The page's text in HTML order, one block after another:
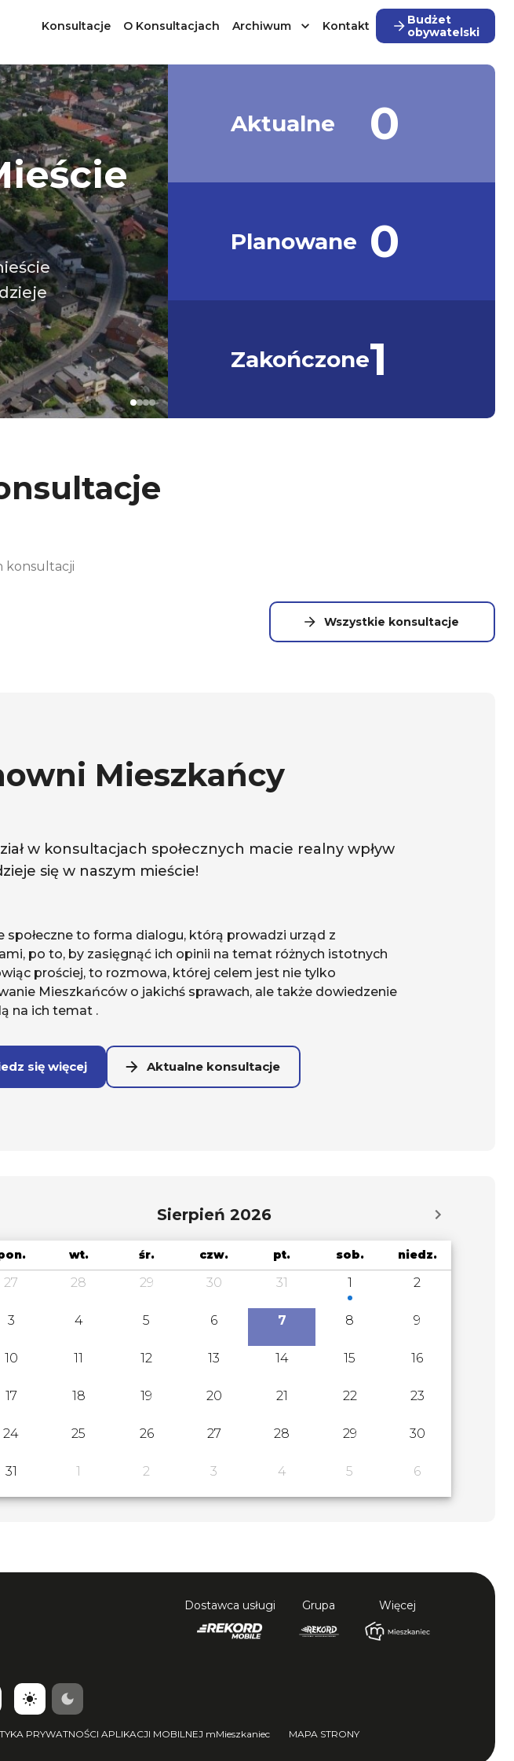
Konsultacje O Konsultacjach Archiwum Kontakt
Budżet
obywatelski
Aktualne 0
Planowane 0
Zakończone1
konsultacji
Wszystkie konsultacje
Mieszkańcy
w konsultacjach społecznych macie realny wpływ
się w naszym mieście!
społeczne to forma dialogu, którą prowadzi urząd z
po to, by zasięgnąć ich opinii na temat różnych istotnych
prościej, to rozmowa, której celem jest nie tylko
Mieszkańców o jakichś sprawach, ale także dowiedzenie
na ich temat .
się więcej Aktualne konsultacje
Sierpień 2026
wt. śr. czw. pt. sob. niedz.
27 28 29 30 31 1 2
3 4 5 6 7 8 9
10 11 12 13 14 15 16
17 18 19 20 21 22 23
24 25 26 27 28 29 30
31 1 2 3 4 5 6
Dostawca usługi Grupa Więcej
PRYWATNOŚCI APLIKACJI MOBILNEJ mMieszkaniec MAPA STRONY